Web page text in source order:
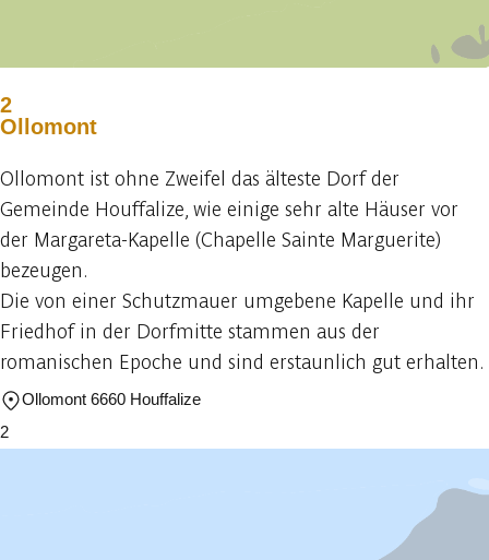
2
Ollomont
Ollomont ist ohne Zweifel das älteste Dorf der
Gemeinde Houffalize, wie einige sehr alte Häuser vor
der Margareta-Kapelle (Chapelle Sainte Marguerite)
bezeugen.
Die von einer Schutzmauer umgebene Kapelle und ihr
Friedhof in der Dorfmitte stammen aus der
romanischen Epoche und sind erstaunlich gut erhalten.
Ollomont 6660 Houffalize
2